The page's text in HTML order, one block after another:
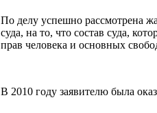
По делу успешно рассмотрена
суда, на то, что состав суда,
прав человека и основных
В 2010 году заявителю была